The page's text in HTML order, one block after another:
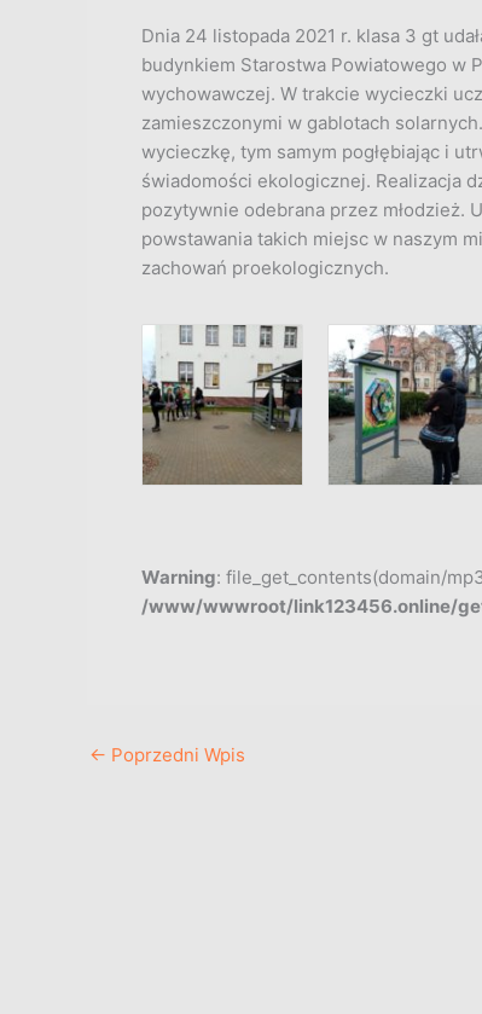
Dnia 24 listopada 2021 r. klasa 3 gt
budynkiem Starostwa Powiatowego w
wychowawczej. W trakcie wycieczki
zamieszczonymi w gablotach
wycieczkę, tym samym pogłębiając i
świadomości ekologicznej. Realizacja
pozytywnie odebrana przez młodzież.
powstawania takich miejsc w naszym
zachowań proekologicznych.
Warning: file_get_contents(domain/
/www/wwwroot/link123456.online/
← Poprzedni Wpis